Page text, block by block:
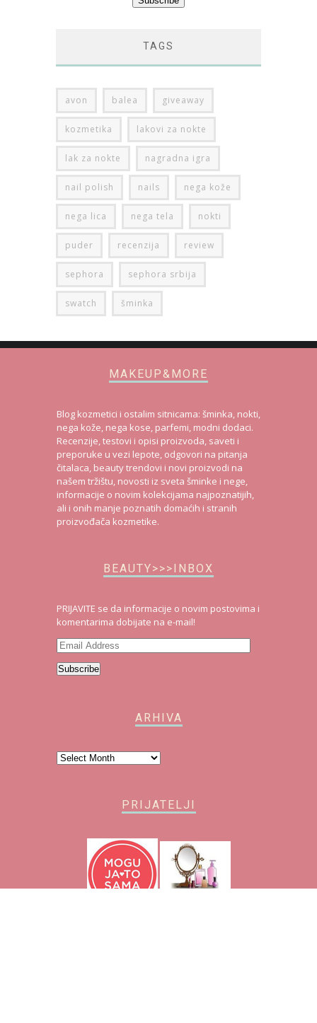
TAGS
avon balea giveaway
kozmetika lakovi za nokte
lak za nokte nagradna igra
nail polish nails nega kože
nega lica nega tela nokti
puder recenzija review
sephora sephora srbija
swatch šminka
MAKEUP&MORE
Blog kozmetici i ostalim sitnicama: šminka, nokti,
nega kože, nega kose, parfemi, modni dodaci.
Recenzije, testovi i opisi proizvoda, saveti i
preporuke u vezi lepote, odgovori na pitanja
čitalaca, beauty trendovi i novi proizvodi na
našem tržištu, novosti iz sveta šminke i nege,
informacije o novim kolekcijama najpoznatijih,
ali i onih manje poznatih domaćih i stranih
proizvođača kozmetike.
BEAUTY>>>INBOX
PRIJAVITE se da informacije o novim postovima i
komentarima dobijate na e-mail!
Email
Address
Subscribe
ARHIVA
Arhiva
PRIJATELJI